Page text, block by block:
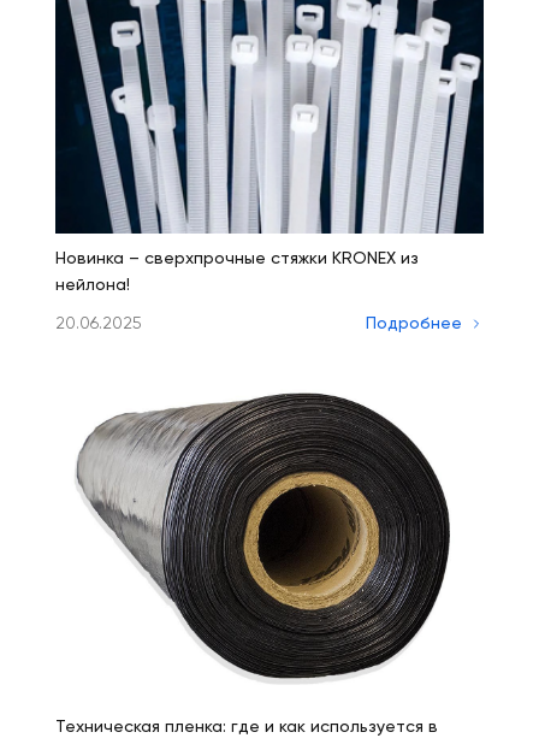
Новинка – сверхпрочные стяжки KRONEX из
нейлона!
20.06.2025 Подробнее
Техническая пленка: где и как используется в